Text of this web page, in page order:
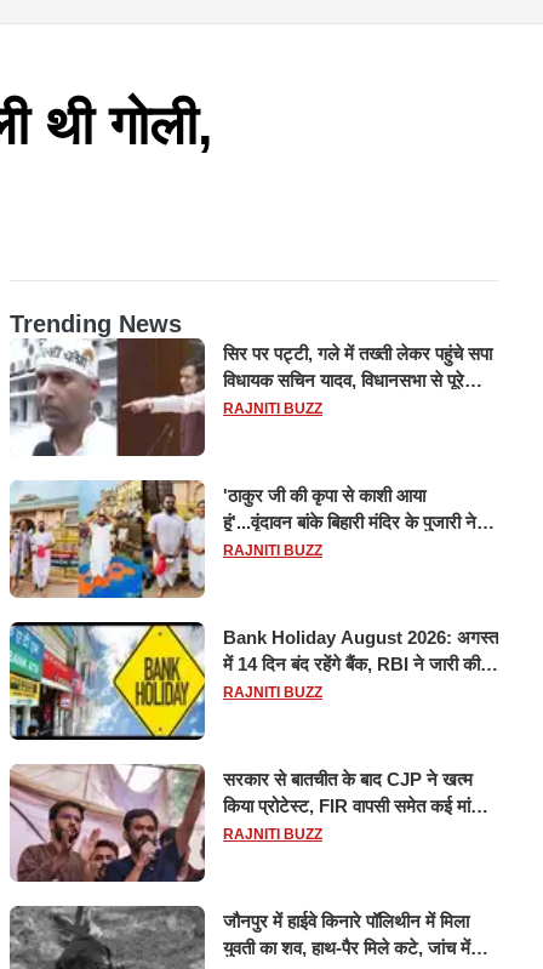
थी गोली,
Trending News
सिर पर पट्टी, गले में तख्ती लेकर पहुंचे सपा
विधायक सचिन यादव, विधानसभा से पूरे
मानसून सत्र के लिए किया गया निलंबित
RAJNITI BUZZ
'ठाकुर जी की कृपा से काशी आया
हूं'...वृंदावन बांके बिहारी मंदिर के पुजारी ने
किया श्री काशी विश्वनाथ का जलाभिषेक
RAJNITI BUZZ
Bank Holiday August 2026: अगस्त
में 14 दिन बंद रहेंगे बैंक, RBI ने जारी की
छुट्टियों की लिस्ट​​​​​​​
RAJNITI BUZZ
सरकार से बातचीत के बाद CJP ने खत्म
किया प्रोटेस्ट, FIR वापसी समेत कई मांगों
पर बनी सहमति
RAJNITI BUZZ
जौनपुर में हाईवे किनारे पॉलिथीन में मिला
युवती का शव, हाथ-पैर मिले कटे, जांच में